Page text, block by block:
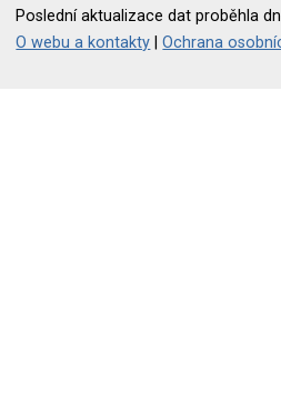
Poslední aktualizace dat proběhla
O webu a kontakty |Ochrana